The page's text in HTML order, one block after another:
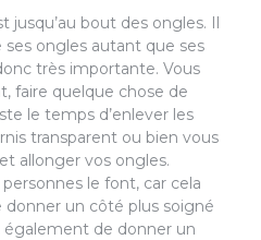
jusqu’au bout des ongles. Il
ongles autant que ses
très importante. Vous
faire quelque chose de
le temps d’enlever les
transparent ou bien vous
allonger vos ongles.
le font, car cela
un côté plus soigné
de donner un